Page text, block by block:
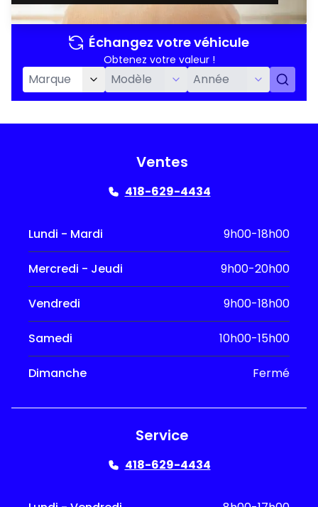
Échangez votre véhicule
Obtenez votre valeur !
Ventes
418-629-4434
Lundi - Mardi 9h00-18h00
Mercredi - Jeudi 9h00-20h00
Vendredi 9h00-18h00
Samedi 10h00-15h00
Dimanche Fermé
Service
418-629-4434